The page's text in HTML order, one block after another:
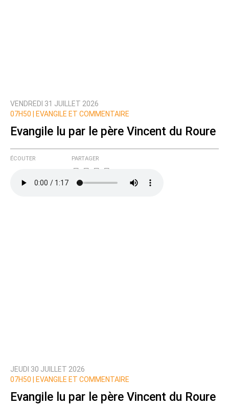
VENDREDI 31 JUILLET 2026
07H50 |
EVANGILE ET COMMENTAIRE
Evangile lu par le père Vincent du Roure
ÉCOUTER PARTAGER
JEUDI 30 JUILLET 2026
07H50 |
EVANGILE ET COMMENTAIRE
Evangile lu par le père Vincent du Roure